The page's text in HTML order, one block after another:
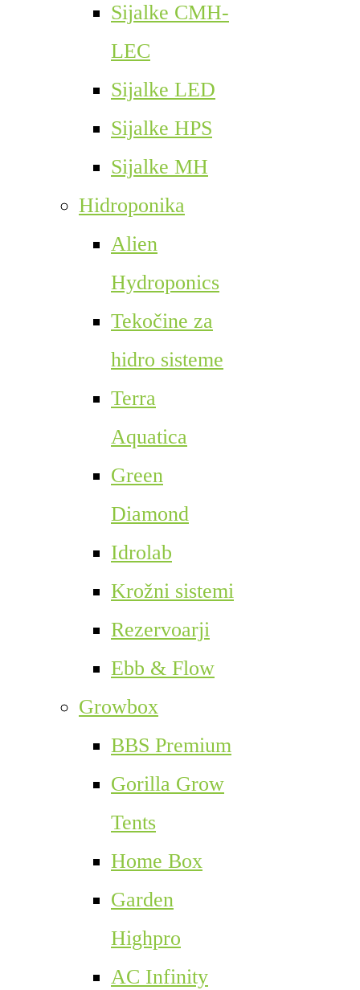
Sijalke CMH-
LEC
Sijalke LED
Sijalke HPS
Sijalke MH
Hidroponika
Alien
Hydroponics
Tekočine za
hidro sisteme
Terra
Aquatica
Green
Diamond
Idrolab
Krožni sistemi
Rezervoarji
Ebb & Flow
Growbox
BBS Premium
Gorilla Grow
Tents
Home Box
Garden
Highpro
AC Infinity